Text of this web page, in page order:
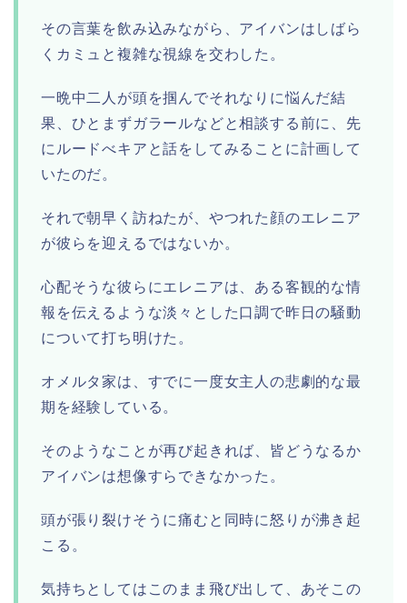
その言葉を飲み込みながら、アイバンはしばら
くカミュと複雑な視線を交わした。
一晩中二人が頭を掴んでそれなりに悩んだ結
果、ひとまずガラールなどと相談する前に、先
にルードべキアと話をしてみることに計画して
いたのだ。
それで朝早く訪ねたが、やつれた顔のエレニア
が彼らを迎えるではないか。
心配そうな彼らにエレニアは、ある客観的な情
報を伝えるような淡々とした口調で昨日の騒動
について打ち明けた。
オメルタ家は、すでに一度女主人の悲劇的な最
期を経験している。
そのようなことが再び起きれば、皆どうなるか
アイバンは想像すらできなかった。
頭が張り裂けそうに痛むと同時に怒りが沸き起
こる。
気持ちとしてはこのまま飛び出して、あそこの